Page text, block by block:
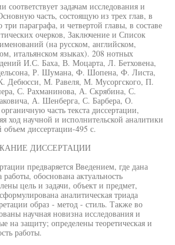
соответствует задачам исследования и
часть, состоящую из трех глав, в
параграфа, и четвертой главы, в составе
очерков, Заключение и Список
(на русском, английском,
итальянском языках). 208 нотных
И.С. Баха, В. Моцарта, Л. Бетховена,
Р. Шумана, Ф. Шопена, Ф. Листа,
Дебюсси, М. Равеля, М. Мусоргского, П.
С. Рахманинова, А. Скрябина, С.
А. Шенберга, С. Барбера, О.
часть текста диссертации,
ход научной и исполнительской аналитики
диссертации-495 с.
ДИССЕРТАЦИИ
предваряется Введением, где дана
обоснована актуальность
цель и задачи, объект и предмет,
аналитическая триада
образ - метод - стиль. Также во
научная новизна исследования и
на защиту; определены теоретическая и
работы.